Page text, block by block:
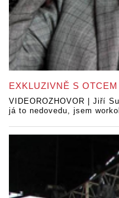
EXKLUZIVNĚ S OTCEM
VIDEOROZHOVOR | Jiří
já to nedovedu, jsem